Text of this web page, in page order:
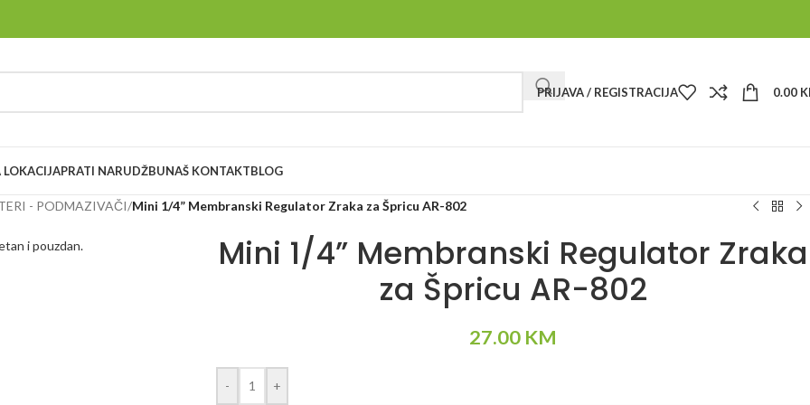
PRIJAVA / REGISTRACIJA 0.00
LOKACIJAPRATI NARUDŽBUNAŠ KONTAKTBLOG
- PODMAZIVAČI/Mini 1/4” Membranski Regulator Zraka za Špricu AR-802
Mini 1/4” Membranski Regulator Zraka
za Špricu AR-802
27.00 KM
- +